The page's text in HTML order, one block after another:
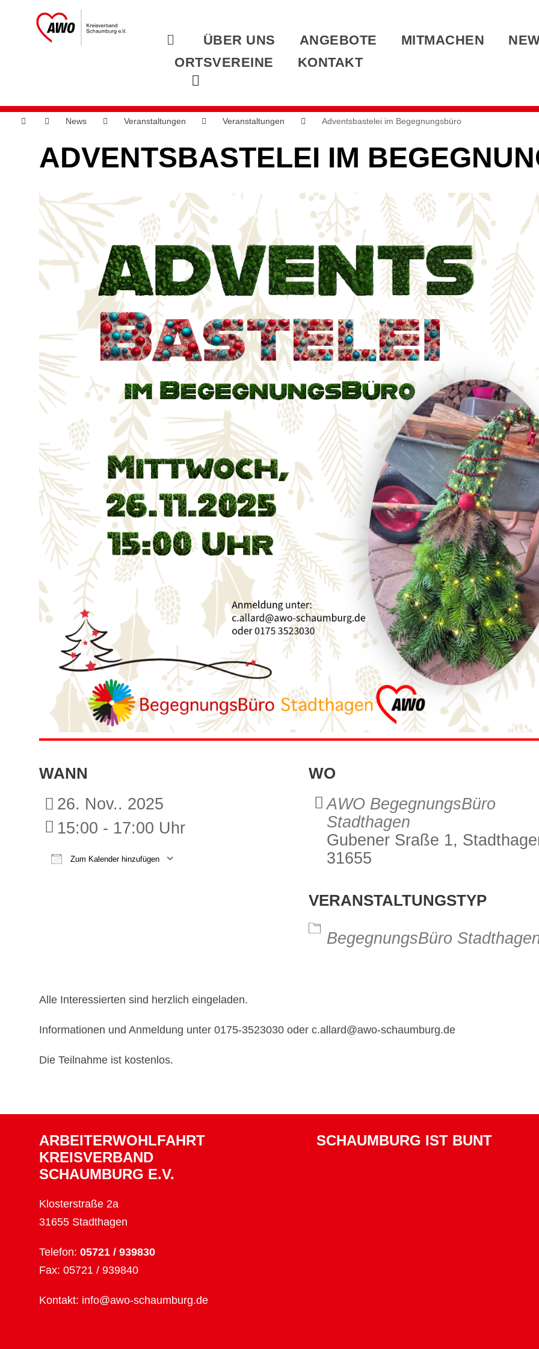
ÜBER UNS ANGEBOTE MITMACHEN
ORTSVEREINE
KONTAKT
News Veranstaltungen Veranstaltungen Adventsbastelei im Begegnungsbüro
ADVENTSBASTELEI IM
WANN
26. Nov.. 2025
15:00 - 17:00 Uhr
Zum Kalender hinzufügen
WO
AWO BegegnungsBüro
Stadthagen
Gubener Sraße 1,
31655
VERANSTALTUNGSTYP
BegegnungsBüro
Alle Interessierten sind herzlich eingeladen.
Informationen und Anmeldung unter 0175-3523030 oder c.allard@awo-schaumburg.de
Die Teilnahme ist kostenlos.
ARBEITERWOHLFAHRT
KREISVERBAND
SCHAUMBURG E.V.
Klosterstraße 2a
31655 Stadthagen
Telefon: 05721 / 939830
Fax: 05721 / 939840
Kontakt: info@awo-schaumburg.de
SCHAUMBURG IST BUNT